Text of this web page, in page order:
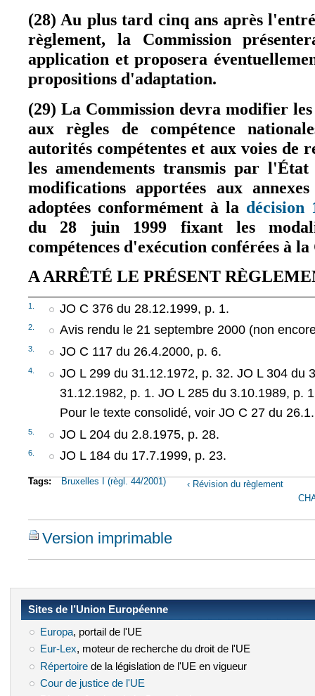
(28) Au plus tard cinq ans après
règlement, la Commission
application et proposera
propositions d'adaptation.
(29) La Commission devra modifier
aux règles de compétence
autorités compétentes et aux voies de
les amendements transmis par l'État
modifications apportées aux
adoptées conformément à la décision
du 28 juin 1999 fixant les
compétences d'exécution conférées à
A ARRÊTÉ LE PRÉSENT
1. JO C 376 du 28.12.1999, p. 1.
2. Avis rendu le 21 septembre 2000 (non
3. JO C 117 du 26.4.2000, p. 6.
4.
JO L 299 du 31.12.1972, p. 32. JO L 304 du
31.12.1982, p. 1. JO L 285 du 3.10.1989, p.
Pour le texte consolidé, voir JO C 27 du
5. JO L 204 du 2.8.1975, p. 28.
6. JO L 184 du 17.7.1999, p. 23.
Tags: Bruxelles I (règl. 44/2001)
‹ Révision du règlement
Version imprimable
Sites de l’Union Européenne
Europa(le lien est externe)
, portail de l'UE
Eur-Lex(le lien est externe)
, moteur de recherche du droit de l'UE
Répertoire(le lien est externe)
de la législation de l'UE en vigueur
Cour de justice de l'UE